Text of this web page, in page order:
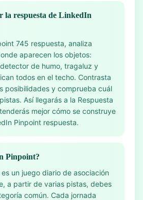
la respuesta de LinkedIn
745 respuesta, analiza
aparecen los objetos:
de humo, tragaluz y
todos en el techo. Contrasta
posibilidades y comprueba cuál
Así llegarás a la Respuesta
mejor cómo se construye
Pinpoint respuesta.
Pinpoint?
un juego diario de asociación
a partir de varias pistas, debes
común. Cada jornada